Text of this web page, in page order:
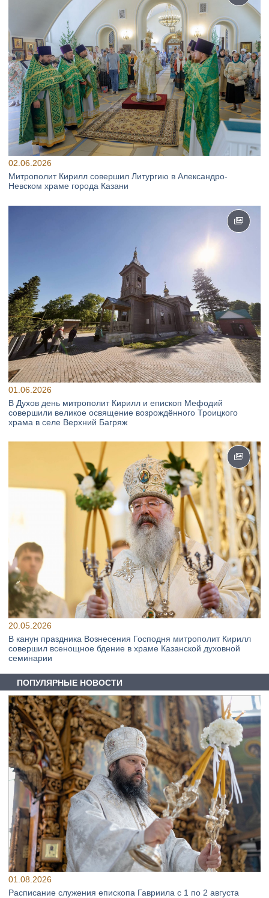
02.06.2026
Митрополит Кирилл совершил Литургию в Александро-
Невском храме города Казани
01.06.2026
В Духов день митрополит Кирилл и епископ Мефодий
совершили великое освящение возрождённого Троицкого
храма в селе Верхний Багряж
20.05.2026
В канун праздника Вознесения Господня митрополит Кирилл
совершил всенощное бдение в храме Казанской духовной
семинарии
ПОПУЛЯРНЫЕ НОВОСТИ
01.08.2026
Расписание служения епископа Гавриила с 1 по 2 августа